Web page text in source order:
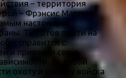
– территория
– Фрэнсис Марион,
настоящим
Ты готов пойти на
справится с
и привести свою
За тобой
охоту и слежку войска